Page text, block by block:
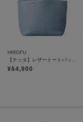
HIROFU
¥64,900